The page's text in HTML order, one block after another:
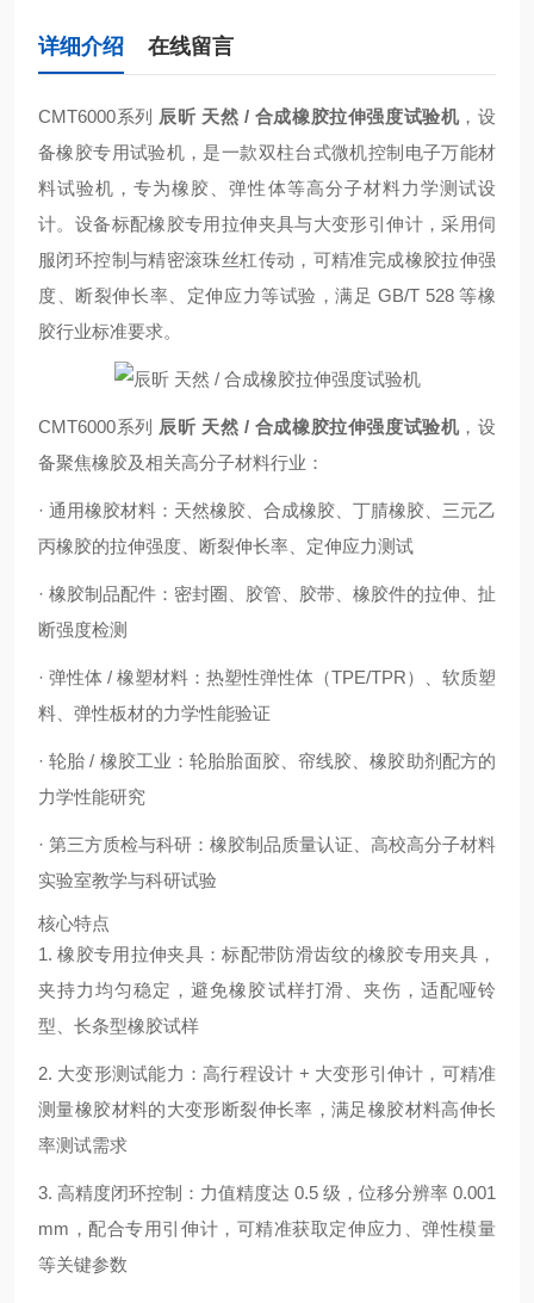
详细介绍 在线留言
CMT6000系列 辰昕 天然 / 合成橡胶拉伸强度试验机，设
备橡胶专用试验机，是一款双柱台式微机控制电子万能材
料试验机，专为橡胶、弹性体等高分子材料力学测试设
计。设备标配橡胶专用拉伸夹具与大变形引伸计，采用伺
服闭环控制与精密滚珠丝杠传动，可精准完成橡胶拉伸强
度、断裂伸长率、定伸应力等试验，满足 GB/T 528 等橡
胶行业标准要求。
CMT6000系列 辰昕 天然 / 合成橡胶拉伸强度试验机，设
备聚焦橡胶及相关高分子材料行业：
· 通用橡胶材料：天然橡胶、合成橡胶、丁腈橡胶、三元乙
丙橡胶的拉伸强度、断裂伸长率、定伸应力测试
· 橡胶制品配件：密封圈、胶管、胶带、橡胶件的拉伸、扯
断强度检测
· 弹性体 / 橡塑材料：热塑性弹性体（TPE/TPR）、软质塑
料、弹性板材的力学性能验证
· 轮胎 / 橡胶工业：轮胎胎面胶、帘线胶、橡胶助剂配方的
力学性能研究
· 第三方质检与科研：橡胶制品质量认证、高校高分子材料
实验室教学与科研试验
核心特点
1. 橡胶专用拉伸夹具：标配带防滑齿纹的橡胶专用夹具，
夹持力均匀稳定，避免橡胶试样打滑、夹伤，适配哑铃
型、长条型橡胶试样
2. 大变形测试能力：高行程设计 + 大变形引伸计，可精准
测量橡胶材料的大变形断裂伸长率，满足橡胶材料高伸长
率测试需求
3. 高精度闭环控制：力值精度达 0.5 级，位移分辨率 0.001
mm，配合专用引伸计，可精准获取定伸应力、弹性模量
等关键参数